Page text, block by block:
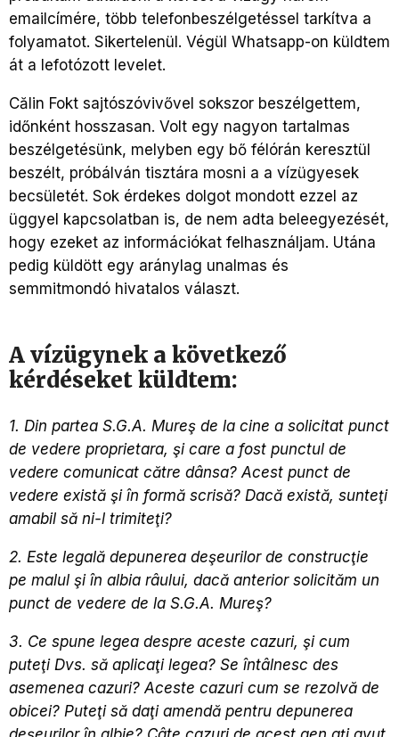
emailcímére, több telefonbeszélgetéssel tarkítva a
folyamatot. Sikertelenül. Végül Whatsapp-on küldtem
át a lefotózott levelet.
Călin Fokt sajtószóvivővel sokszor beszélgettem,
időnként hosszasan. Volt egy nagyon tartalmas
beszélgetésünk, melyben egy bő félórán keresztül
beszélt, próbálván tisztára mosni a a vízügyesek
becsületét. Sok érdekes dolgot mondott ezzel az
üggyel kapcsolatban is, de nem adta beleegyezését,
hogy ezeket az információkat felhasználjam. Utána
pedig küldött egy aránylag unalmas és
semmitmondó hivatalos választ.
A vízügynek a következő
kérdéseket küldtem:
1. Din partea S.G.A. Mureş de la cine a solicitat punct
de vedere proprietara, şi care a fost punctul de
vedere comunicat către dânsa? Acest punct de
vedere există şi în formă scrisă? Dacă există, sunteţi
amabil să ni-l trimiteţi?
2. Este legală depunerea deşeurilor de construcţie
pe malul şi în albia râului, dacă anterior solicităm un
punct de vedere de la S.G.A. Mureş?
3. Ce spune legea despre aceste cazuri, şi cum
puteţi Dvs. să aplicaţi legea? Se întâlnesc des
asemenea cazuri? Aceste cazuri cum se rezolvă de
obicei? Puteţi să daţi amendă pentru depunerea